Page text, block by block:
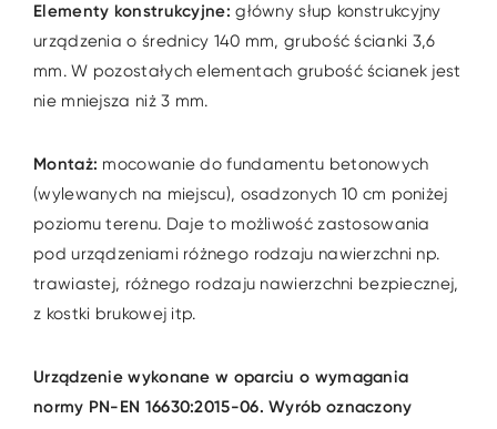
Elementy konstrukcyjne: główny słup konstrukcyjny
urządzenia o średnicy 140 mm, grubość ścianki 3,6
mm. W pozostałych elementach grubość ścianek jest
nie mniejsza niż 3 mm.
Montaż: mocowanie do fundamentu betonowych
(wylewanych na miejscu), osadzonych 10 cm poniżej
poziomu terenu. Daje to możliwość zastosowania
pod urządzeniami różnego rodzaju nawierzchni np.
trawiastej, różnego rodzaju nawierzchni bezpiecznej,
z kostki brukowej itp.
Urządzenie wykonane w oparciu o wymagania
normy PN-EN 16630:2015-06. Wyrób oznaczony